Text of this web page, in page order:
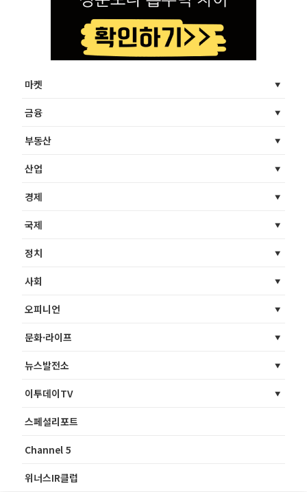
마켓
금융
부동산
산업
경제
국제
정치
사회
오피니언
문화·라이프
뉴스발전소
이투데이TV
스페셜리포트
Channel 5
위너스IR클럽